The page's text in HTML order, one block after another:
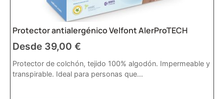
Protector antialergénico Velfont AlerProTECH
Desde 39,00 €
Protector de colchón, tejido 100% algodón. Impermeable y
transpirable. Ideal para personas que...